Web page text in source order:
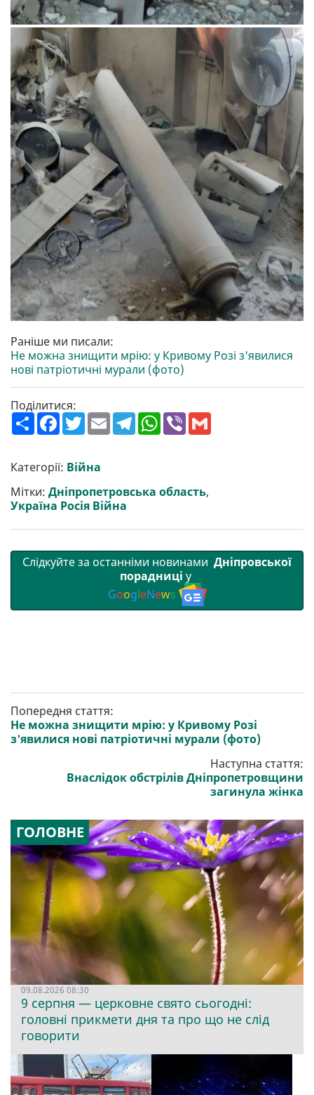
Раніше ми писали:
Не можна знищити мрію: у Кривому Розі з'явилися
нові патріотичні мурали (фото)
Поділитися:
П
о
р
и
т
и
F
a
b
o
o
k
T
w
t
e
r
E
m
T
e
a
m
W
h
p
p
V
Категорії: Війна
Мітки: Дніпропетровська область,
Україна Росія Війна
Слідкуйте за останніми новинами Дніпровської
порадниці у
GoogleNews
Попередня стаття:
Не можна знищити мрію: у Кривому Розі
з'явилися нові патріотичні мурали (фото)
Наступна стаття:
Внаслідок обстрілів Дніпропетровщини
загинула жінка
ГОЛОВНЕ
09.08.2026 08:30
9 серпня — церковне свято сьогодні:
головні прикмети дня та про що не слід
говорити